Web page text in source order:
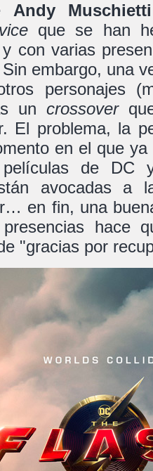
Andy Muschietti
que se han
con varias
embargo, una
personajes
uncrossover
El problema, la
en el que
de DC
avocadas a
en fin, una
hace
"gracias por